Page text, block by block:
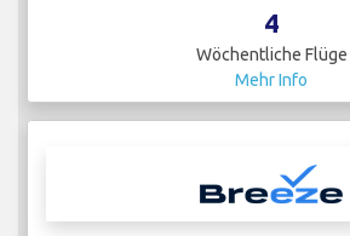
4
Wöchentliche Flüge
Mehr Info